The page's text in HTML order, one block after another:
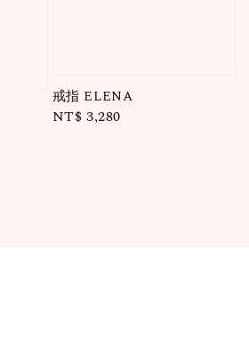
戒指 ELENA
Regular
NT$ 3,280